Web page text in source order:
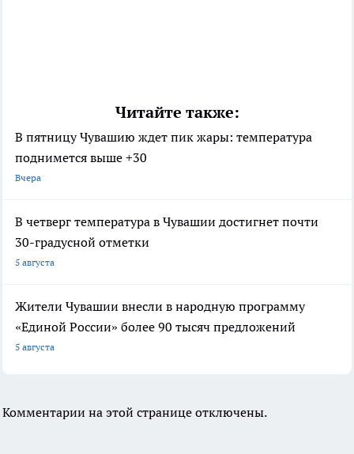
Читайте также:
В пятницу Чувашию ждет пик жары: температура
поднимется выше +30
Вчера
В четверг температура в Чувашии достигнет почти
30-градусной отметки
5 августа
Жители Чувашии внесли в народную программу
«Единой России» более 90 тысяч предложений
5 августа
Комментарии на этой странице отключены.